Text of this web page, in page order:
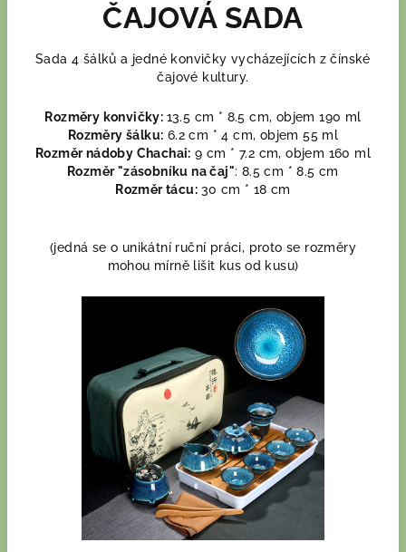
ČAJOVÁ SADA
Sada 4 šálků a jedné konvičky vycházejících z čínské
čajové kultury.
Rozměry konvičky: 13.5 cm * 8.5 cm, objem 190 ml
Rozměry šálku: 6.2 cm * 4 cm, objem 55 ml
Rozměr nádoby Chachai: 9 cm * 7.2 cm, objem 160 ml
Rozměr "zásobníku na čaj": 8.5 cm * 8.5 cm
Rozměr tácu: 30 cm * 18 cm
(jedná se o unikátní ruční práci, proto se rozměry
mohou mírně lišit kus od kusu)